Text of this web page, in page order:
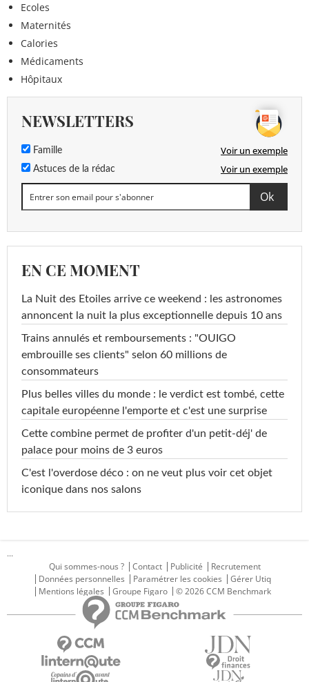
Ecoles
Maternités
Calories
Médicaments
Hôpitaux
NEWSLETTERS
Famille Voir un exemple
Astuces de la rédac Voir un exemple
EN CE MOMENT
La Nuit des Etoiles arrive ce weekend : les astronomes
annoncent la nuit la plus exceptionnelle depuis 10 ans
Trains annulés et remboursements : "OUIGO
embrouille ses clients" selon 60 millions de
consommateurs
Plus belles villes du monde : le verdict est tombé, cette
capitale européenne l'emporte et c'est une surprise
Cette combine permet de profiter d'un petit-déj' de
palace pour moins de 3 euros
C'est l'overdose déco : on ne veut plus voir cet objet
iconique dans nos salons
...
Qui sommes-nous ?
Contact Publicité
Recrutement
Données personnelles
Paramétrer les cookies
Gérer Utiq
Mentions légales
Groupe Figaro © 2026 CCM Benchmark